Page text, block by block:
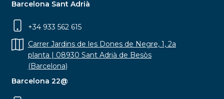
Barcelona Sant Adrià
+34 933 562 615
Carrer Jardins de les Dones de Negre, 1, 2a
planta | 08930 Sant Adrià de Besòs
(Barcelona)
Barcelona 22@